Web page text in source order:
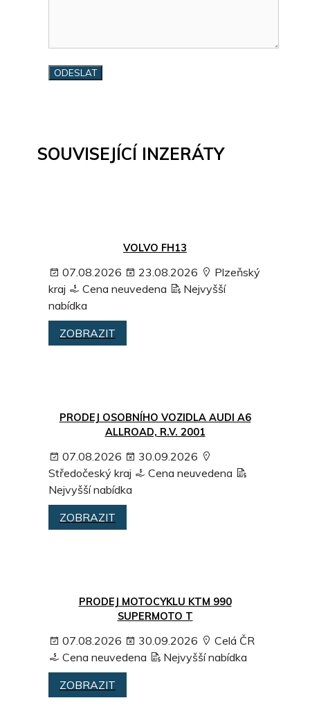
SOUVISEJÍCÍ INZERÁTY
VOLVO FH13
07.08.2026 23.08.2026
Plzeňský
kraj
Cena neuvedena
Nejvyšší
nabídka
ZOBRAZIT
PRODEJ OSOBNÍHO VOZIDLA AUDI A6
ALLROAD, R.V. 2001
07.08.2026
30.09.2026
Středočeský kraj
Cena neuvedena
Nejvyšší nabídka
ZOBRAZIT
PRODEJ MOTOCYKLU KTM 990
SUPERMOTO T
07.08.2026 30.09.2026
Celá ČR
Cena neuvedena
Nejvyšší nabídka
ZOBRAZIT